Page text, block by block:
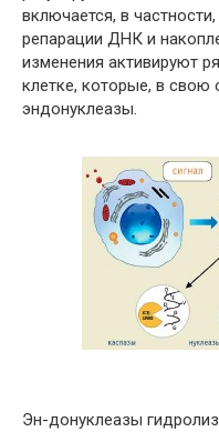
включается, в
репарации ДНК и
изменения активируют
клетке, которые, в свою
эндонуклеазы.
Эн-донуклеазы